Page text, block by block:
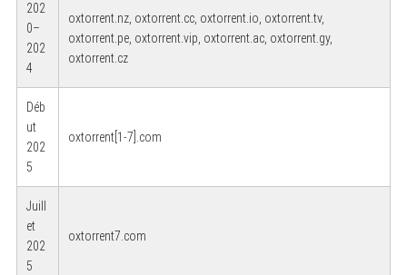
202
0–
202
4
oxtorrent.nz, oxtorrent.cc, oxtorrent.io, oxtorrent.tv,
oxtorrent.pe, oxtorrent.vip, oxtorrent.ac, oxtorrent.gy,
oxtorrent.cz
Déb
ut
202
5
oxtorrent[1-7].com
Juill
et
202
5
oxtorrent7.com